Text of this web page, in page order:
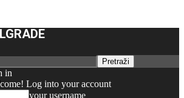
in
Log into your account
your username